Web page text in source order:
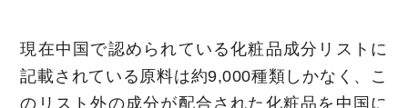
現在中国で認められている化粧品成分リストに
記載されている原料は約9,000種類しかなく、こ
のリスト外の成分が配合された化粧品を中国に